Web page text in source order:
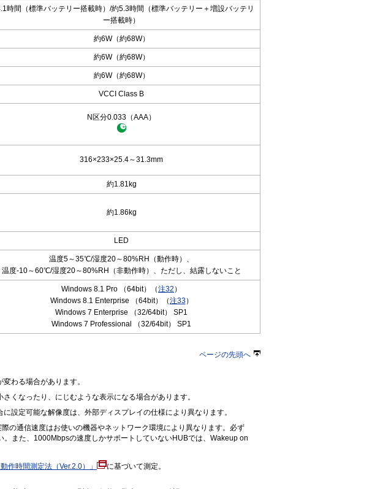
時間（標準バッテリー搭載時）/約5.3時間（標準バッテリー＋増設バッテリ
ー搭載時）
約6W（約68W）
約6W（約68W）
約6W（約68W）
VCCI Class B
N区分0.033（AAA）
316×233×25.4～31.3mm
約1.81kg
約1.86kg
LED
温度5～35℃/湿度20～80%RH（動作時）、
温度-10～60℃/湿度20～80%RH（非動作時）、ただし、結露しないこと
Windows 8.1 Pro （64bit）（注32 ）
Windows 8.1 Enterprise （64bit）（注33）
Windows 7 Enterprise （32/64bit） SP1
Windows 7 Professional （32/64bit） SP1
ページの先頭へ
わる場合があります。
くなったり、にじむような表示になる場合があります。
設定可能な解像度は、外部ディスプレイの仕様により異なります。
の通信速度はお使いの機器やネットワーク環境により異なります。必ず
また、1000Mbpsの速度しかサポートしていないHUBでは、Wakeup on
作時間測定法（Ver.2.0）」
に基づいて測定。